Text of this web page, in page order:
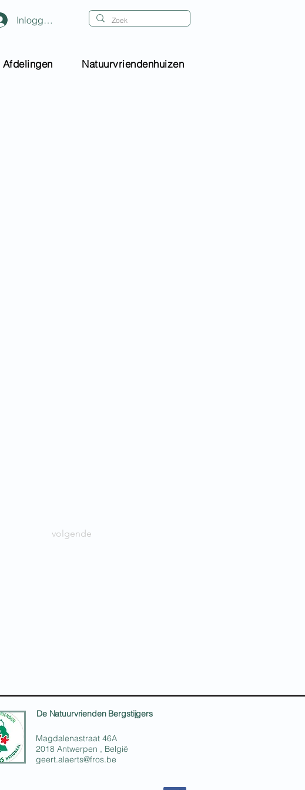
Inloggen
Afdelingen Natuurvriendenhuizen
volgende
De Natuurvrienden Bergstijgers
Magdalenastraat 46A
2018 Antwerpen , België
geert.alaerts@fros.be